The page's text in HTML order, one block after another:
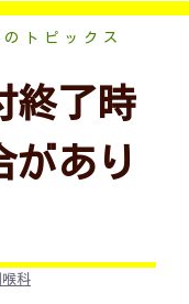
トピックス
終了時
があり
科